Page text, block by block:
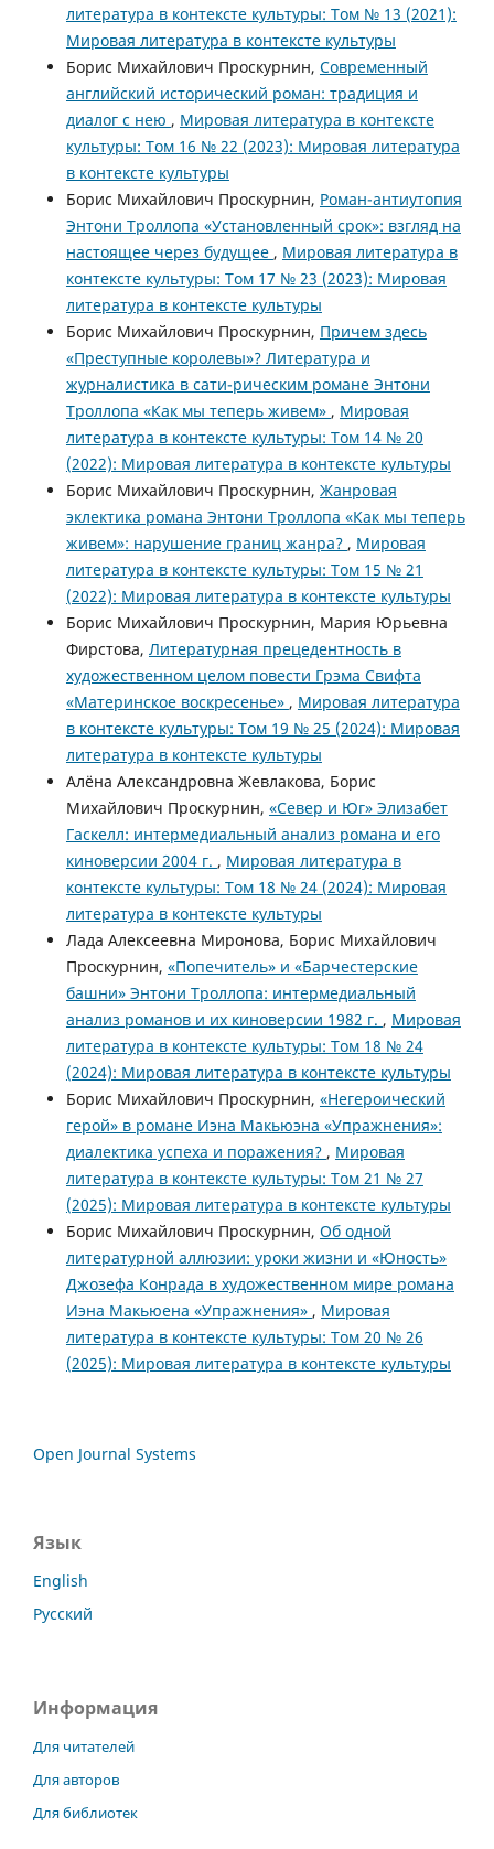
литература в контексте культуры: Том № 13 (2021):
Мировая литература в контексте культуры
Борис Михайлович Проскурнин, Современный
английский исторический роман: традиция и
диалог с нею , Мировая литература в контексте
культуры: Том 16 № 22 (2023): Мировая литература
в контексте культуры
Борис Михайлович Проскурнин, Роман-антиутопия
Энтони Троллопа «Установленный срок»: взгляд на
настоящее через будущее , Мировая литература в
контексте культуры: Том 17 № 23 (2023): Мировая
литература в контексте культуры
Борис Михайлович Проскурнин, Причем здесь
«Преступные королевы»? Литература и
журналистика в сати-рическим романе Энтони
Троллопа «Как мы теперь живем» , Мировая
литература в контексте культуры: Том 14 № 20
(2022): Мировая литература в контексте культуры
Борис Михайлович Проскурнин, Жанровая
эклектика романа Энтони Троллопа «Как мы теперь
живем»: нарушение границ жанра? , Мировая
литература в контексте культуры: Том 15 № 21
(2022): Мировая литература в контексте культуры
Борис Михайлович Проскурнин, Мария Юрьевна
Фирстова, Литературная прецедентность в
художественном целом повести Грэма Свифта
«Материнское воскресенье» , Мировая литература
в контексте культуры: Том 19 № 25 (2024): Мировая
литература в контексте культуры
Алёна Александровна Жевлакова, Борис
Михайлович Проскурнин, «Север и Юг» Элизабет
Гаскелл: интермедиальный анализ романа и его
киноверсии 2004 г. , Мировая литература в
контексте культуры: Том 18 № 24 (2024): Мировая
литература в контексте культуры
Лада Алексеевна Миронова, Борис Михайлович
Проскурнин, «Попечитель» и «Барчестерские
башни» Энтони Троллопа: интермедиальный
анализ романов и их киноверсии 1982 г. , Мировая
литература в контексте культуры: Том 18 № 24
(2024): Мировая литература в контексте культуры
Борис Михайлович Проскурнин, «Негероический
герой» в романе Иэна Макьюэна «Упражнения»:
диалектика успеха и поражения? , Мировая
литература в контексте культуры: Том 21 № 27
(2025): Мировая литература в контексте культуры
Борис Михайлович Проскурнин, Об одной
литературной аллюзии: уроки жизни и «Юность»
Джозефа Конрада в художественном мире романа
Иэна Макьюена «Упражнения» , Мировая
литература в контексте культуры: Том 20 № 26
(2025): Мировая литература в контексте культуры
Open Journal Systems
Язык
English
Русский
Информация
Для читателей
Для авторов
Для библиотек